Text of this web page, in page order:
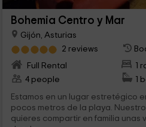
Bohemia Centro y Mar
Gijón, Asturias
2 reviews
Full Rental
1
4 people
1
Estamos en un lugar estretégico
pocos metros de la playa.
quieres compartir en familia